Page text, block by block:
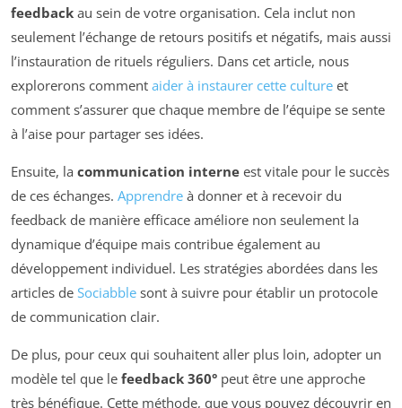
feedback au sein de votre organisation. Cela inclut non
seulement l’échange de retours positifs et négatifs, mais aussi
l’instauration de rituels réguliers. Dans cet article, nous
explorerons comment aider à instaurer cette culture et
comment s’assurer que chaque membre de l’équipe se sente
à l’aise pour partager ses idées.
Ensuite, la communication interne est vitale pour le succès
de ces échanges. Apprendre à donner et à recevoir du
feedback de manière efficace améliore non seulement la
dynamique d’équipe mais contribue également au
développement individuel. Les stratégies abordées dans les
articles de Sociabble sont à suivre pour établir un protocole
de communication clair.
De plus, pour ceux qui souhaitent aller plus loin, adopter un
modèle tel que le feedback 360° peut être une approche
très bénéfique. Cette méthode, que vous pouvez découvrir en